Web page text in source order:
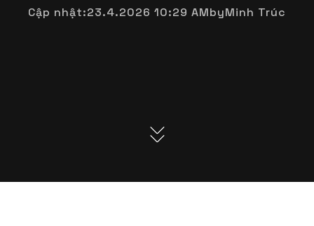
Cập nhật:23.4.2026 10:29 AMbyMinh Trúc